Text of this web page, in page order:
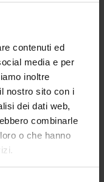
contenuti ed
media e per
inoltre
nostro sito con i
dei dati web,
combinarle
o che hanno
i giovani di
2010)
Oltre 14
continentali.
non hanno
i cosidetti
salgono